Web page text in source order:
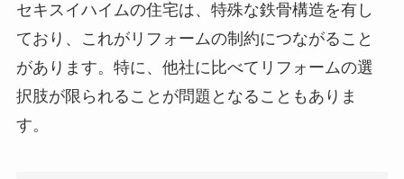
セキスイハイムの住宅は、特殊な鉄骨構造を有し
ており、これがリフォームの制約につながること
があります。特に、他社に比べてリフォームの選
択肢が限られることが問題となることもありま
す。